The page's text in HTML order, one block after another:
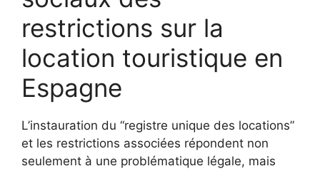
restrictions sur la
location touristique en
Espagne
L’instauration du “registre unique des locations”
et les restrictions associées répondent non
seulement à une problématique légale, mais